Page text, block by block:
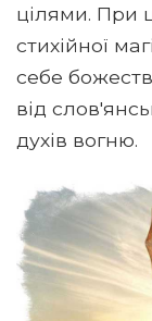
цілями. При
стихійної
себе божеств
від
духів вогню.